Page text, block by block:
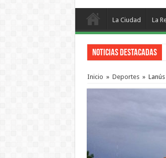
La Ciudad La
Noticias Destacadas
Inicio » Deportes »